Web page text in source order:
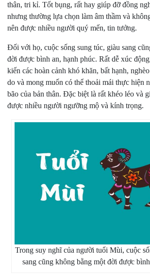
thân, tri kỉ. Tốt bụng, rất hay giúp đỡ đồng
nhưng thường lựa chọn làm âm thầm và
nên được nhiều người quý mến, tin tưởng.
Đối với họ, cuộc sống sung túc, giàu sang
đời được bình an, hạnh phúc. Rất dễ xúc
kiến các hoàn cảnh khó khăn, bất hạnh,
do và mong muốn có thể thoải mái thực hiện
bão của bản thân. Đặc biệt là rất khéo léo và
được nhiều người ngưỡng mộ và kính trọng.
Trong suy nghĩ của người tuổi Mùi, cuộc
sang cũng không bằng một đời được